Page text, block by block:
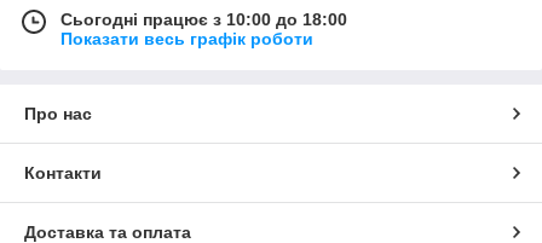
Сьогодні працює з 10:00 до 18:00
Показати весь графік роботи
Про нас
Контакти
Доставка та оплата